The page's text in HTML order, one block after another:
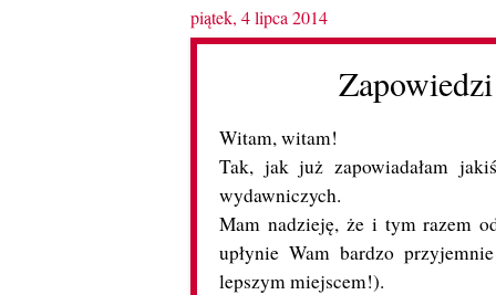
piątek, 4 lipca 2014
Witam, witam!
Tak, jak już zapowiadałam
wydawniczych.
Mam nadzieję, że i tym razem
upłynie Wam bardzo
lepszym miejscem!).